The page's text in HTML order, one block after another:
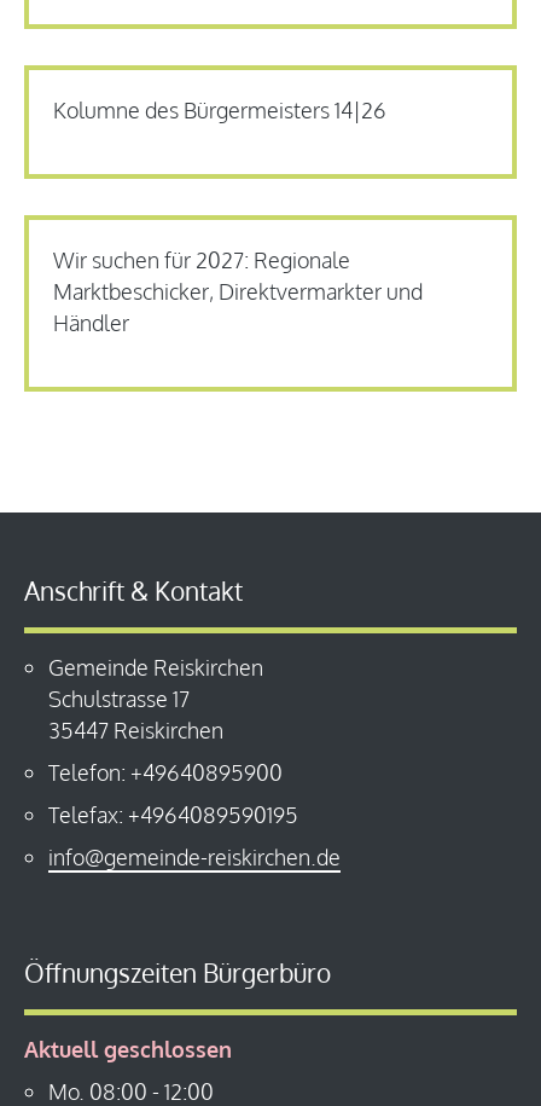
Kolumne des Bürgermeisters 14|26
Wir suchen für 2027: Regionale
Marktbeschicker, Direktvermarkter und
Händler
Anschrift & Kontakt
Gemeinde Reiskirchen
Schulstrasse 17
35447 Reiskirchen
Telefon: +49640895900
Telefax: +4964089590195
info@gemeinde-reiskirchen.de
Öffnungszeiten Bürgerbüro
Aktuell geschlossen
Mo. 08:00 - 12:00